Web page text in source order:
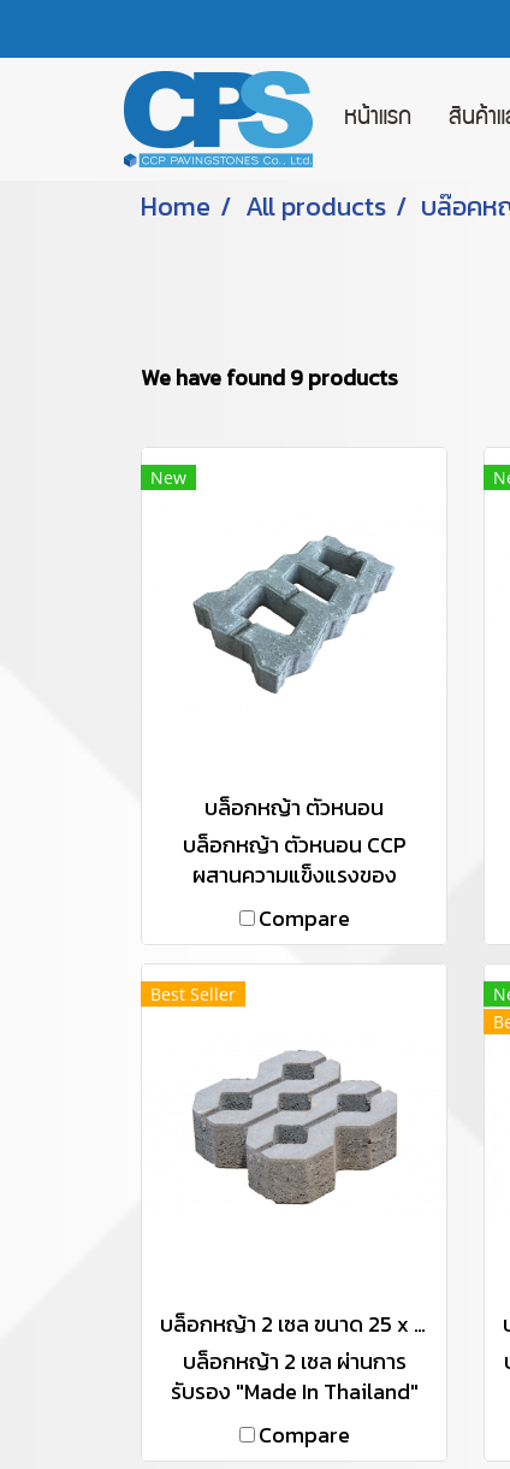
หน้าแรก สินค้าแ
Home All products บล๊อคห
We have found 9 products
New
บล็อกหญ้า ตัวหนอน
บล็อกหญ้า ตัวหนอน CCP
ผสานความแข็งแรงของ
คอนกรีตคุณภาพกับความเขียว
ขจีของต้นหญ้าเข้าด้วยกัน เพื่อ
สร้างสรรค์ความเป็นธรรมชาติ
บนพื้นถนน และนำความสดชื่น
Compare
Best Seller
บล็อกหญ้า 2 เซล ขนาด 25 x 25 x 8 ซม. , ขนาด 40 x 40 x 9 ซม.
บล็อกหญ้า 2 เซล ผ่านการ
รับรอง "Made In Thailand"
(MiT) ขนาด 25 x 25 x 8 ซม. ,
ขนาด 40 x 40 x 9 ซม.
Compare